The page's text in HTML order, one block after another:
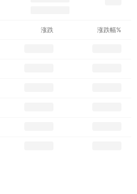
涨跌 涨跌幅%